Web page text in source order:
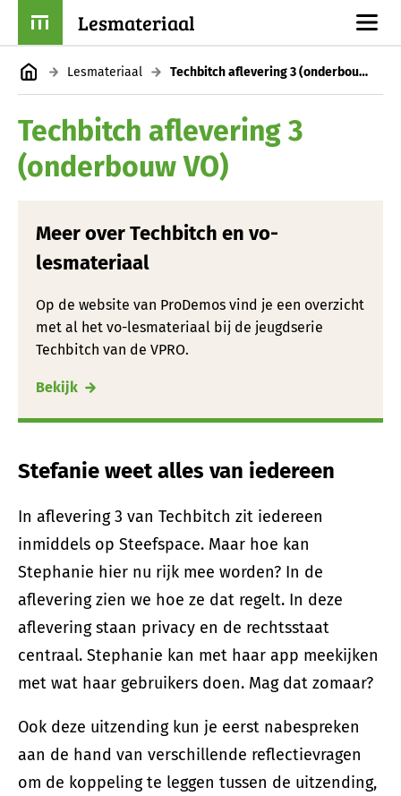
Lesmateriaal
Lesmateriaal Techbitch aflevering 3 (onderbouw VO)
Techbitch aflevering 3
(onderbouw VO)
Meer over Techbitch en vo-
lesmateriaal
Op de website van ProDemos vind je een overzicht
met al het vo-lesmateriaal bij de jeugdserie
Techbitch van de VPRO.
Bekijk
Stefanie weet alles van iedereen
In aflevering 3 van Techbitch zit iedereen
inmiddels op Steefspace. Maar hoe kan
Stephanie hier nu rijk mee worden? In de
aflevering zien we hoe ze dat regelt. In deze
aflevering staan privacy en de rechtsstaat
centraal. Stephanie kan met haar app meekijken
met wat haar gebruikers doen. Mag dat zomaar?
Ook deze uitzending kun je eerst nabespreken
aan de hand van verschillende reflectievragen
om de koppeling te leggen tussen de uitzending,